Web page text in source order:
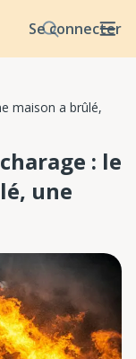
Se connecter
maison a brûlé,
: le
une